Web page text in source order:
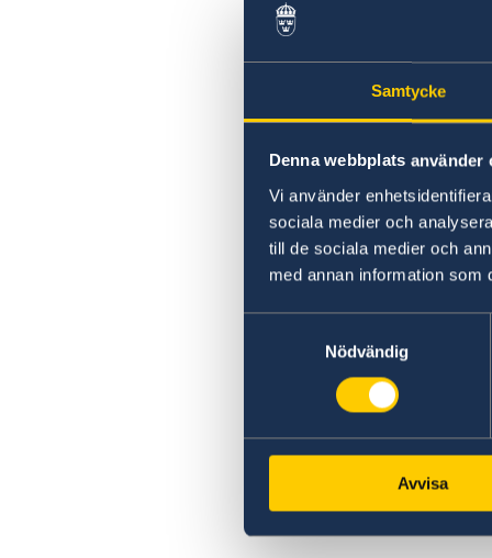
Samtycke
Denna webbplats använder
Vi använder
sociala medier och
till de sociala medier och
med annan information som
Nödvändig
Avvisa